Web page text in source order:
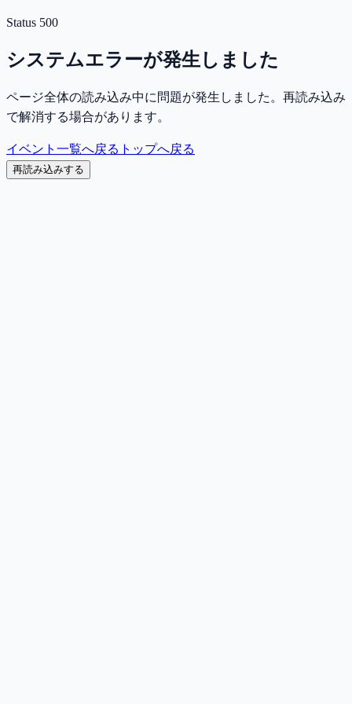
Status 500
システムエラーが発生しました
ページ全体の読み込み中に問題が発生しました。再読み込み
で解消する場合があります。
イベント一覧へ戻る トップへ戻る
再読み込みする